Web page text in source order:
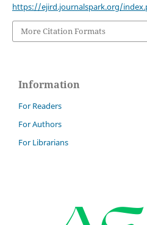
https://ejird.journalspark.org/
More Citation Formats
Information
For Readers
For Authors
For Librarians